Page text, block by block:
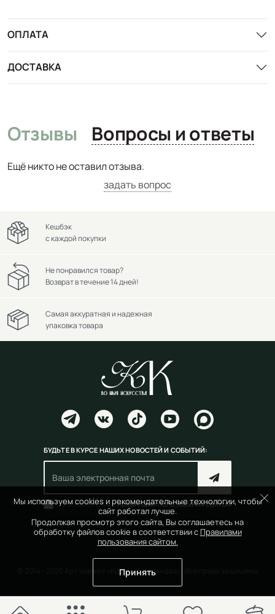
ОПЛАТА
ДОСТАВКА
Отзывы Вопросы и ответы
Ещё никто не оставил отзыва.
задать вопрос
Мы используем cookies и рекомендательные технологии, чтобы
сайт работал лучше.
Продолжая просмотр этого сайта, Вы соглашаетесь на
обработку файлов cookie в соответствии с Правилами
пользования сайтом.
Принять
Кешбэк
с каждой покупки
Не понравился товар?
Возврат в течение 14 дней!
Самая аккуратная и надежная
упаковка товара
БУДЬТЕ В КУРСЕ НАШИХ НОВОСТЕЙ И СОБЫТИЙ:
Согласен(на) справилами пользования сайтом
© 2014 - 2026 Арт-маркет «Красный Карандаш». Все права защищены